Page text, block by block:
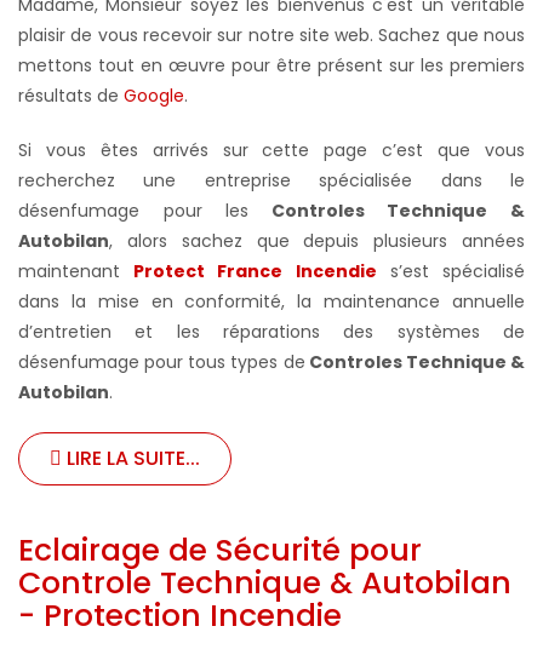
Madame, Monsieur soyez les bienvenus c'est un véritable
plaisir de vous recevoir sur notre site web. Sachez que nous
mettons tout en œuvre pour être présent sur les premiers
résultats de Google.
Si vous êtes arrivés sur cette page c’est que vous
recherchez une entreprise spécialisée dans le
désenfumage pour les Controles Technique &
Autobilan, alors sachez que depuis plusieurs années
maintenant Protect France Incendie s’est spécialisé
dans la mise en conformité, la maintenance annuelle
d’entretien et les réparations des systèmes de
désenfumage pour tous types de Controles Technique &
Autobilan.
LIRE LA SUITE...
Eclairage de Sécurité pour
Controle Technique & Autobilan
- Protection Incendie